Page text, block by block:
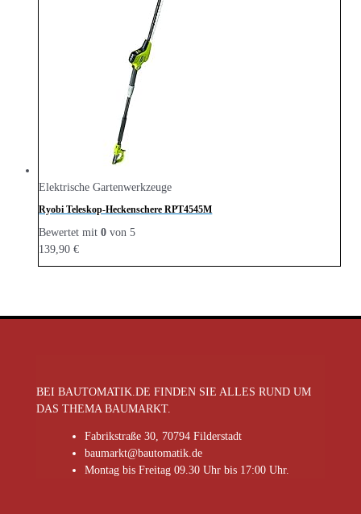
Elektrische Gartenwerkzeuge
Ryobi Teleskop-Heckenschere RPT4545M
Bewertet mit0 von 5
139,90€
BEI BAUTOMATIK.DE FINDEN SIE ALLES RUND UM
DAS THEMA BAUMARKT.
Fabrikstraße 30, 70794 Filderstadt
baumarkt@bautomatik.de
Montag bis Freitag 09.30 Uhr bis 17:00 Uhr.